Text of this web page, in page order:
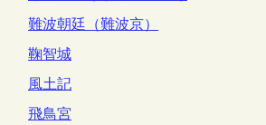
難波朝廷（難波京）
鞠智城
風土記
飛鳥宮